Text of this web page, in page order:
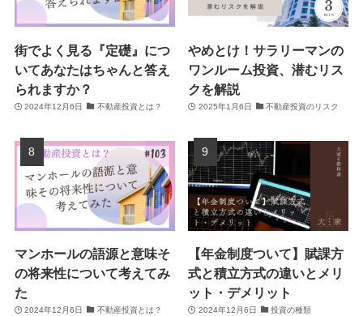
街でよく見る『定礎』につ
いてあなたはちゃんと答え
られますか？
2024年12月6日 不動産投資とは？
やめとけ！サラリーマンの
ワンルーム投資、潜むリス
クを解説
2025年1月6日 不動産投資のリスク
マンホールの語源と意味そ
の将来性について考えてみ
た
2024年12月6日 不動産投資とは？
【年金制度ついて】賦課方
式と積立方式の違いとメリ
ット・デメリット
2024年12月6日 投資の種類